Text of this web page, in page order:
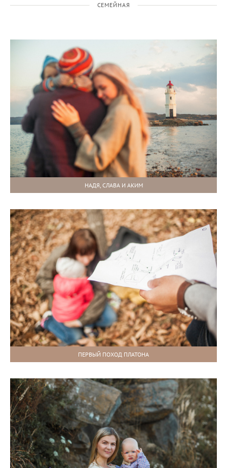
СЕМЕЙНАЯ
НАДЯ, СЛАВА И АКИМ
ПЕРВЫЙ ПОХОД ПЛАТОНА